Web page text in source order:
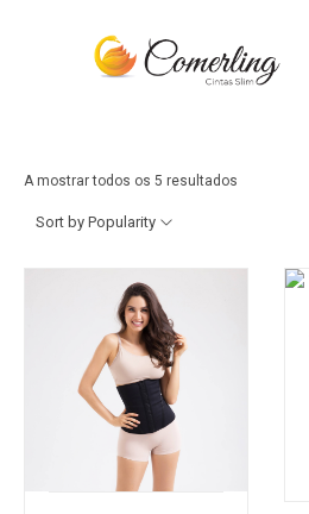
A mostrar todos os 5 resultados
Sort by Popularity